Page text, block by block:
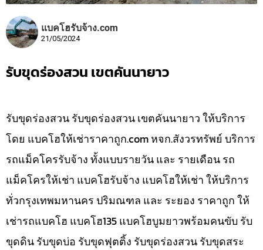
แบคโฮรับจ้าง.com
21/05/2024
รับขุดร่องสวน เขตคันนายาว
รับขุดร่องสวน รับขุดร่องสวน เขตคันนายาว ให้บริการ
โดย แบคโฮให้เช่าราคาถูก.com หจก.สังวรทรัพย์ บริการ
รถแม็คโครรับจ้าง ทั้งแบบรายวัน และ รายเดือน รถ
แม็คโครให้เช่า แบคโฮรับจ้าง แบคโฮให้เช่า ให้บริการ
ทั่วกรุงเทพมหานคร ปริมณฑล และ ระยอง ราคาถูก ให้
เช่ารถแบคโฮ แบคโฮ135 แบคโฮบูมยาวพร้อมคนขับ รับ
ขุดดิน รับขุดบ่อ รับขุดฟุตติ้ง รับขุดร่องสวน รับขุดสระ